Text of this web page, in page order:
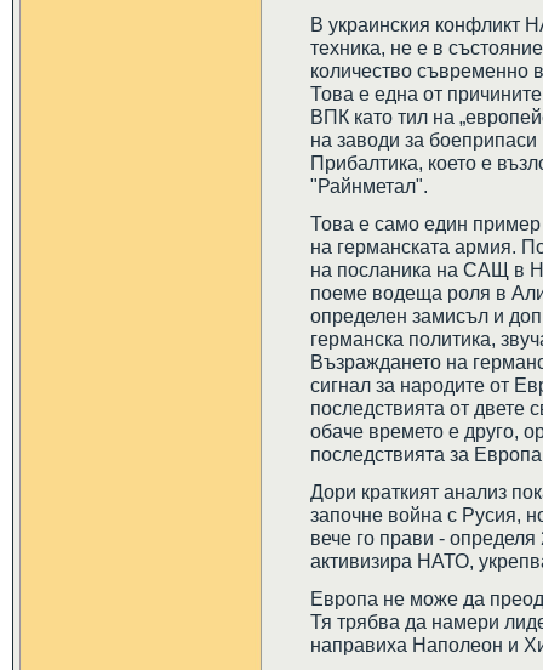
В украинския конфликт
техника, не е в
количество съвременно
Това е една от
ВПК като тил на
на заводи за
Прибалтика, което е
"Райнметал".
Това е само един
на германската армия.
на посланика на САЩ в
поеме водеща роля в
определен замисъл и
германска политика,
Възраждането на
сигнал за народите от
последствията от двете
обаче времето е друго,
последствията за
Дори краткият анализ
започне война с Русия,
вече го прави -
активизира НАТО,
Европа не може да
Тя трябва да намери
направиха Наполеон и